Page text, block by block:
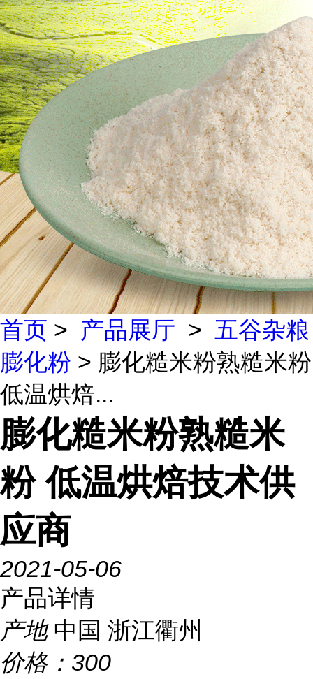
首页 > 产品展厅 > 五谷杂粮
膨化粉 > 膨化糙米粉熟糙米粉
低温烘焙...
膨化糙米粉熟糙米
粉 低温烘焙技术供
应商
2021-05-06
产品详情
产地 中国 浙江衢州
价格： 300